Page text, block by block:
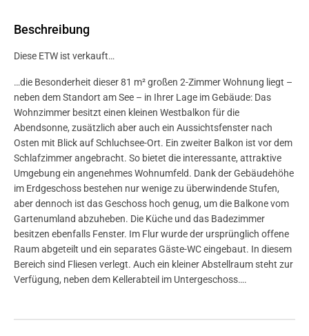
Beschreibung
Diese ETW ist verkauft…
…die Besonderheit dieser 81 m² großen 2-Zimmer Wohnung liegt –
neben dem Standort am See – in Ihrer Lage im Gebäude: Das
Wohnzimmer besitzt einen kleinen Westbalkon für die
Abendsonne, zusätzlich aber auch ein Aussichtsfenster nach
Osten mit Blick auf Schluchsee-Ort. Ein zweiter Balkon ist vor dem
Schlafzimmer angebracht. So bietet die interessante, attraktive
Umgebung ein angenehmes Wohnumfeld. Dank der Gebäudehöhe
im Erdgeschoss bestehen nur wenige zu überwindende Stufen,
aber dennoch ist das Geschoss hoch genug, um die Balkone vom
Gartenumland abzuheben. Die Küche und das Badezimmer
besitzen ebenfalls Fenster. Im Flur wurde der ursprünglich offene
Raum abgeteilt und ein separates Gäste-WC eingebaut. In diesem
Bereich sind Fliesen verlegt. Auch ein kleiner Abstellraum steht zur
Verfügung, neben dem Kellerabteil im Untergeschoss….